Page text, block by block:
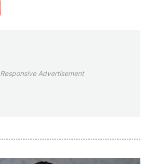
Responsive Advertisement